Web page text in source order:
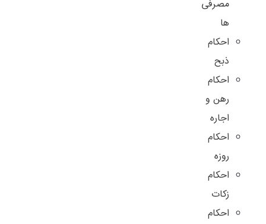
مصرفی
ها
احکام
ذبح
احکام
رهن و
اجاره
احکام
روزه
احکام
زکات
احکام